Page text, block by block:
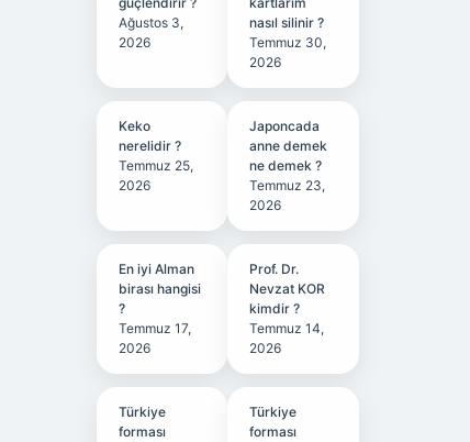
Ağustos 3,
2026
nasıl silinir ?
Temmuz 30,
2026
Keko
nerelidir ?
Temmuz 25,
2026
Japoncada
anne demek
ne demek ?
Temmuz 23,
2026
En iyi Alman
birası hangisi
?
Temmuz 17,
2026
Prof. Dr.
Nevzat KOR
kimdir ?
Temmuz 14,
2026
Türkiye
forması
Türkiye
forması